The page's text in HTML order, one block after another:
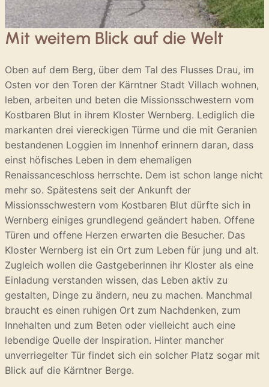
Mit weitem Blick auf die Welt
Oben auf dem Berg, über dem Tal des Flusses Drau, im
Osten vor den Toren der Kärntner Stadt Villach wohnen,
leben, arbeiten und beten die Missionsschwestern vom
Kostbaren Blut in ihrem Kloster Wernberg. Lediglich die
markanten drei viereckigen Türme und die mit Geranien
bestandenen Loggien im Innenhof erinnern daran, dass
einst höfisches Leben in dem ehemaligen
Renaissanceschloss herrschte. Dem ist schon lange nicht
mehr so. Spätestens seit der Ankunft der
Missionsschwestern vom Kostbaren Blut dürfte sich in
Wernberg einiges grundlegend geändert haben. Offene
Türen und offene Herzen erwarten die Besucher. Das
Kloster Wernberg ist ein Ort zum Leben für jung und alt.
Zugleich wollen die Gastgeberinnen ihr Kloster als eine
Einladung verstanden wissen, das Leben aktiv zu
gestalten, Dinge zu ändern, neu zu machen. Manchmal
braucht es einen ruhigen Ort zum Nachdenken, zum
Innehalten und zum Beten oder vielleicht auch eine
lebendige Quelle der Inspiration. Hinter mancher
unverriegelter Tür findet sich ein solcher Platz sogar mit
Blick auf die Kärntner Berge.